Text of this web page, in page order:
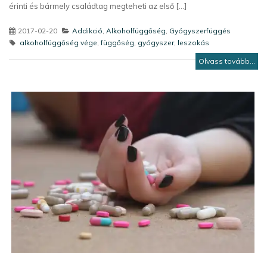
érinti és bármely családtag megteheti az első [...]
2017-02-20 Addikció ,Alkoholfüggőség Gyógyszerfüggés
alkoholfüggőség vége ,függőség gyógyszer, leszokás
Olvass tovább...